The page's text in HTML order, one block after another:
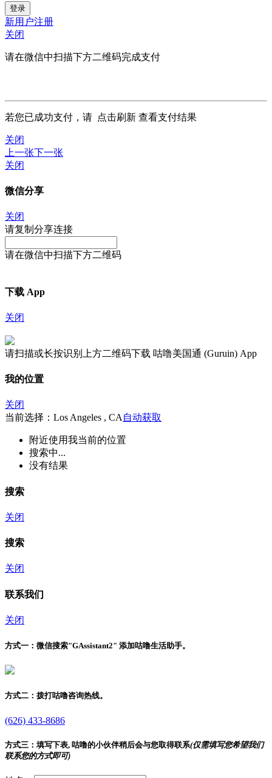
新用户注册
关闭
请在微信中扫描下方二维码完成支付
若您已成功支付，请 点击刷新 查看支付结果
关闭
上一张下一张
关闭
微信分享
关闭
请复制分享连接
请在微信中扫描下方二维码
下载 App
关闭
请扫描或长按识别上方二维码下载 咕噜美国通 (Guruin) App
我的位置
关闭
当前选择：Los Angeles , CA 自动获取
附近使用我当前的位置
搜索中...
没有结果
搜索
关闭
搜索
关闭
联系我们
关闭
方式一： 微信搜索"GAssistant2" 添加咕噜生活助手。
方式二： 拨打咕噜咨询热线。
(626) 433-8686
方式三： 填写下表, 咕噜的小伙伴稍后会与您取得联系(仅需填写您希望我们
联系您的方式即可)